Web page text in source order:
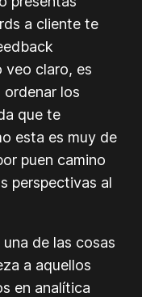
a cliente te
veo claro, es
ordenar los
que te
esta es muy de
puen camino
perspectivas al
de las cosas
a aquellos
en analítica